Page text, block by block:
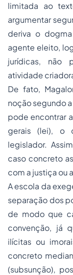
limitada ao
argumentar
deriva o
agente eleito,
jurídicas, não
atividade
De fato,
noção segundo
pode encontrar
gerais (lei), o
legislador.
caso concreto
com a justiça ou
Aescola da
separação dos
de modo que
convenção, já
ilícitas ou
concreto
(subsunção),